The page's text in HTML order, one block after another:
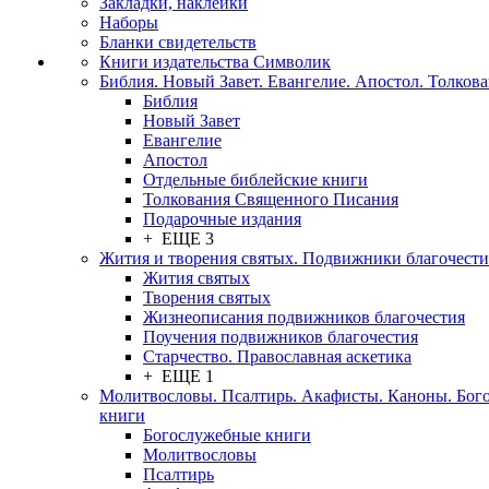
Наборы
Бланки свидетельств
Книги издательства Символик
Библия. Новый Завет. Евангелие. Апостол.
Библия
Новый Завет
Евангелие
Апостол
Отдельные библейские книги
Толкования Священного Писания
Подарочные издания
+ ЕЩЕ 3
Жития и творения святых. Подвижники
Жития святых
Творения святых
Жизнеописания подвижников благочестия
Поучения подвижников благочестия
Старчество. Православная аскетика
+ ЕЩЕ 1
Молитвословы. Псалтирь. Акафисты. Каноны.
книги
Богослужебные книги
Молитвословы
Псалтирь